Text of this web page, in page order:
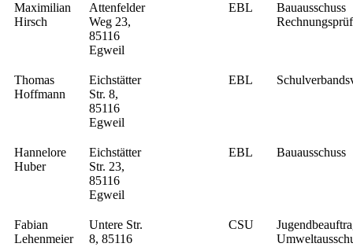
Maximilian
Hirsch
Attenfelder
Weg 23,
85116
Egweil
EBL
Bauausschuss
Thomas
Hoffmann
Eichstätter
Str. 8,
85116
Egweil
EBL
Hannelore
Huber
Eichstätter
Str. 23,
85116
Egweil
EBL Bauausschuss
Fabian
Lehenmeier
Untere Str.
8, 85116
CSU